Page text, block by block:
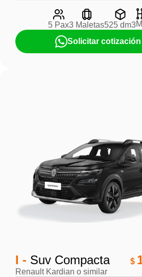
5 Pax3 Maletas525 dm3
Solicitar cotización
I - Suv Compacta
Renault Kardian o similar
$